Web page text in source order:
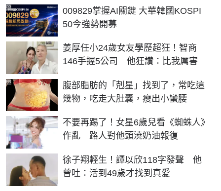
009829掌握AI關鍵 大華韓國KOSPI
50今強勢開募
PR
姜厚任小24歲女友學歷超狂！智商
146手握5公司 他狂讚：比我厲害
腹部脂肪的「剋星」找到了，常吃這
幾物，吃走大肚囊，瘦出小蠻腰
PR
不要再踢了！女星6歲兒看《蜘蛛人》
作亂 路人對他頭澆奶油報復
徐子翔輕生！譚以欣118字發聲 他
曾吐：活到49歲才找到真愛